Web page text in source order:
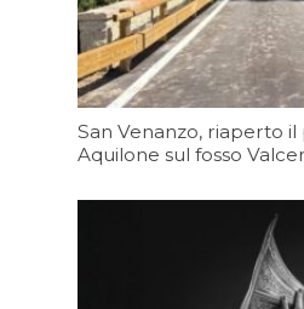
San Venanzo, riaperto
Aquilone sul fosso